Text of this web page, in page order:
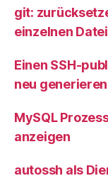
git:
einzelnen Datei
Einen SSH-
neu
MySQL
anzeigen
autossh als